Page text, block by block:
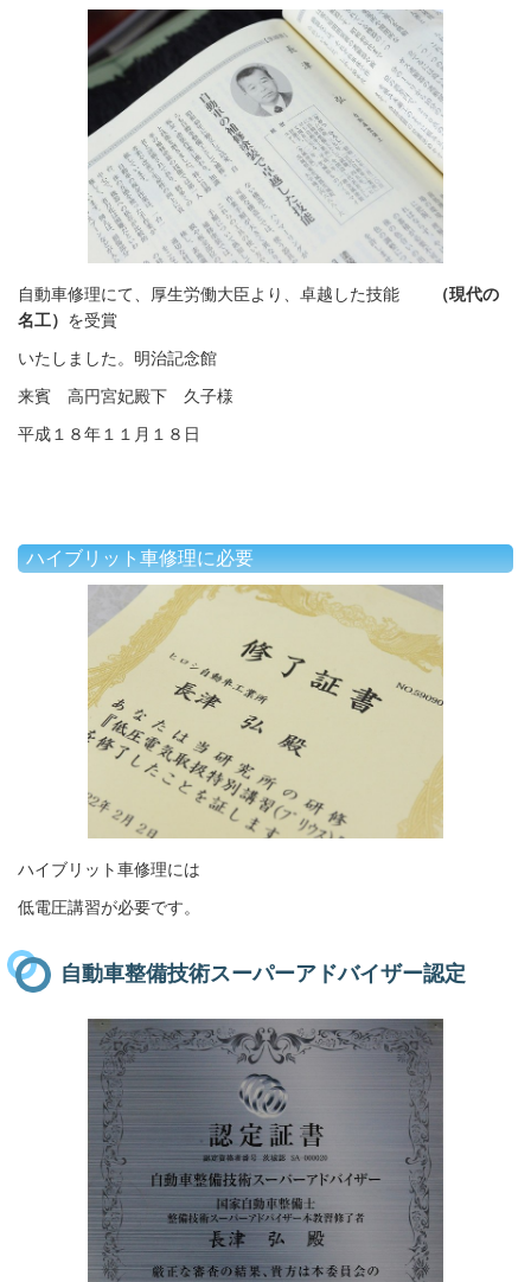
自動車修理にて、厚生労働大臣より、卓越した技能
（現代の
名工） を受賞
いたしました。明治記念館
来賓 高円宮妃殿下 久子様
平成１８年１１月１８日
ハイブリット車修理に必要
ハイブリット車修理には
低電圧講習が必要です。
自動車整備技術スーパーアドバイザー認定